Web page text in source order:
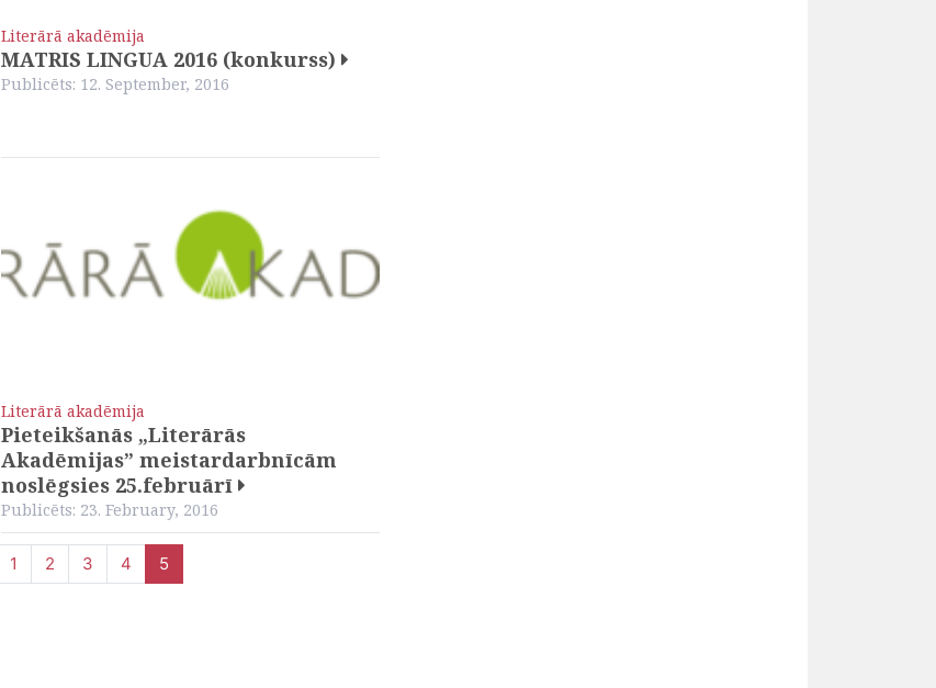
Literārā akadēmija
MATRIS LINGUA 2016 (konkurss)
Publicēts: 12. September, 2016
Literārā akadēmija
Pieteikšanās „Literārās
Akadēmijas” meistardarbnīcām
noslēgsies 25.februārī
Publicēts: 23. February, 2016
Page navigation
Page
1 Page
2 Page
3 Page
4 Current Page
5